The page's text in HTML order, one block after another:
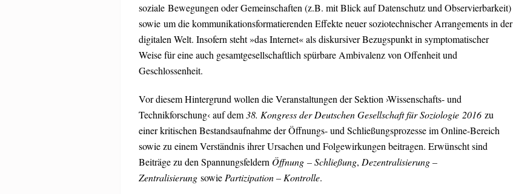
soziale Bewegungen oder Gemeinschaften (z.B. mit Blick auf Datenschutz und Observierbarkeit)
sowie um die kommunikationsformatierenden Effekte neuer soziotechnischer Arrangements in der
digitalen Welt. Insofern steht »das Internet« als diskursiver Bezugspunkt in symptomatischer
Weise für eine auch gesamtgesellschaftlich spürbare Ambivalenz von Offenheit und
Geschlossenheit.
Vor diesem Hintergrund wollen die Veranstaltungen der Sektion ›Wissenschafts- und
Technikforschung‹ auf dem38. Kongress der Deutschen Gesellschaft für Soziologie 2016zu
einer kritischen Bestandsaufnahme der Öffnungs- und Schließungsprozesse im Online-Bereich
sowie zu einem Verständnis ihrer Ursachen und Folgewirkungen beitragen. Erwünscht sind
Beiträge zu den Spannungsfeldern Öffnung – Schließung, Dezentralisierung –
Zentralisierungsowie Partizipation – Kontrolle.